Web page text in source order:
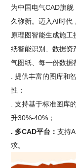
为中国电气CAD旗
久弥新。迈入AI时代
原理图智能生成施工
纸智能识别、数据资
气图纸、每一份数据
. 提供丰富的图库和
性；
. 支持基于标准图库
升30%-40%；
. 多CAD平台：支持
求。